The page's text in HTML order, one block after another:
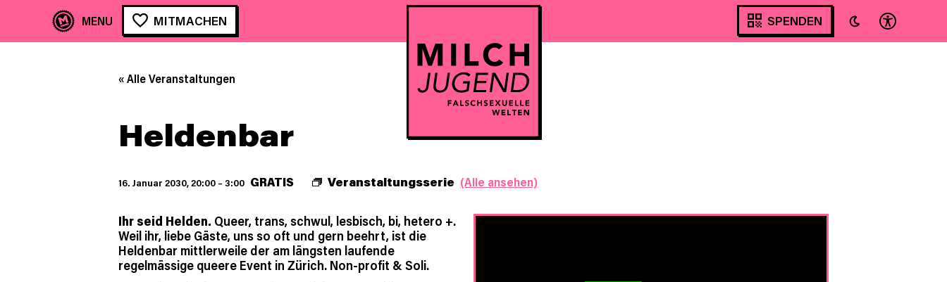
MITMACHEN SPENDEN
« Alle Veranstaltungen
Heldenbar
16. Januar 2030, 20:00 – 3:00 Veranstaltungsserie (Alle ansehen)
GRATIS
Ihr seid Helden. Queer, trans, schwul, lesbisch, bi, hetero +.
Weil ihr, liebe Gäste, uns so oft und gern beehrt, ist die
Heldenbar mittlerweile der am längsten laufende
regelmässige queere Event in Zürich. Non-profit & Soli.